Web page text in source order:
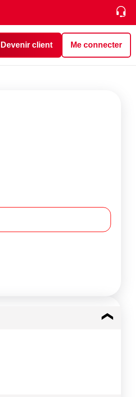
Devenir client Me connecter